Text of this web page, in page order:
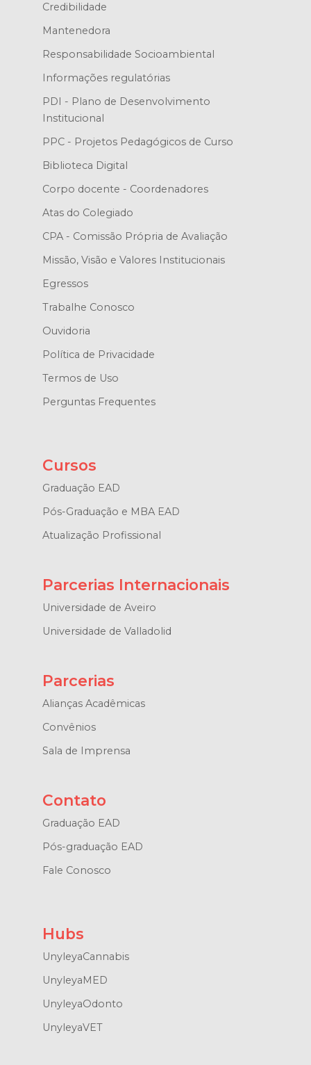
Credibilidade
Mantenedora
Responsabilidade Socioambiental
Informações regulatórias
PDI - Plano de Desenvolvimento
Institucional
PPC - Projetos Pedagógicos de Curso
Biblioteca Digital
Corpo docente - Coordenadores
Atas do Colegiado
CPA - Comissão Própria de Avaliação
Missão, Visão e Valores Institucionais
Egressos
Trabalhe Conosco
Ouvidoria
Política de Privacidade
Termos de Uso
Perguntas Frequentes
Cursos
Graduação EAD
Pós-Graduação e MBA EAD
Atualização Profissional
Parcerias Internacionais
Universidade de Aveiro
Universidade de Valladolid
Parcerias
Alianças Acadêmicas
Convênios
Sala de Imprensa
Contato
Graduação EAD
Pós-graduação EAD
Fale Conosco
Hubs
UnyleyaCannabis
UnyleyaMED
UnyleyaOdonto
UnyleyaVET